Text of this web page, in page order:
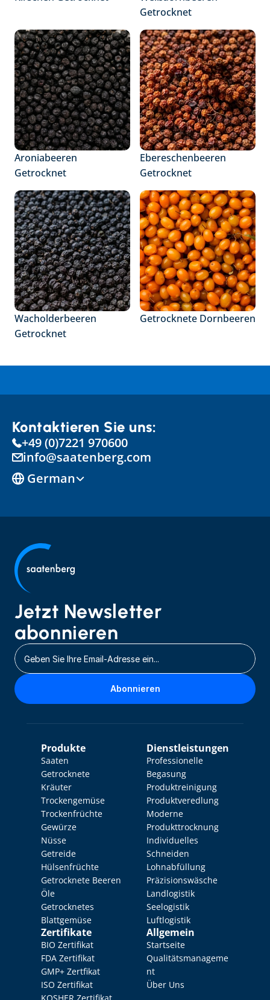
Getrocknet
Aroniabeeren
Getrocknet
Ebereschenbeeren
Getrocknet
Wacholderbeeren
Getrocknet
Getrocknete Dornbeeren
Kontaktieren Sie uns:
+49 (0)7221 970600
info@saatenberg.com
German
Jetzt Newsletter
abonnieren
Abonnieren
Produkte
Saaten
Getrocknete
Kräuter
Trockengemüse
Trockenfrüchte
Gewürze
Nüsse
Getreide
Hülsenfrüchte
Getrocknete Beeren
Öle
Getrocknetes
Blattgemüse
Zertifikate
BIO Zertifikat
FDA Zertifikat
GMP+ Zertfikat
ISO Zertifikat
Dienstleistungen
Professionelle
Begasung
Produktreinigung
Produktveredlung
Moderne
Produkttrocknung
Individuelles
Schneiden
Lohnabfüllung
Präzisionswäsche
Landlogistik
Seelogistik
Luftlogistik
Allgemein
Startseite
Qualitätsmanageme
nt
Über Uns